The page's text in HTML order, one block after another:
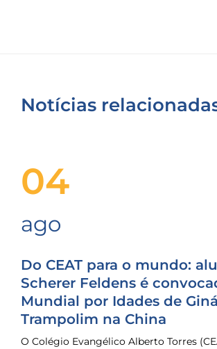
Notícias
04
ago
Do CEAT para o mundo:
Scherer Feldens é
Mundial por Idades de
Trampolim na China
O Colégio Evangélico Alberto Torres